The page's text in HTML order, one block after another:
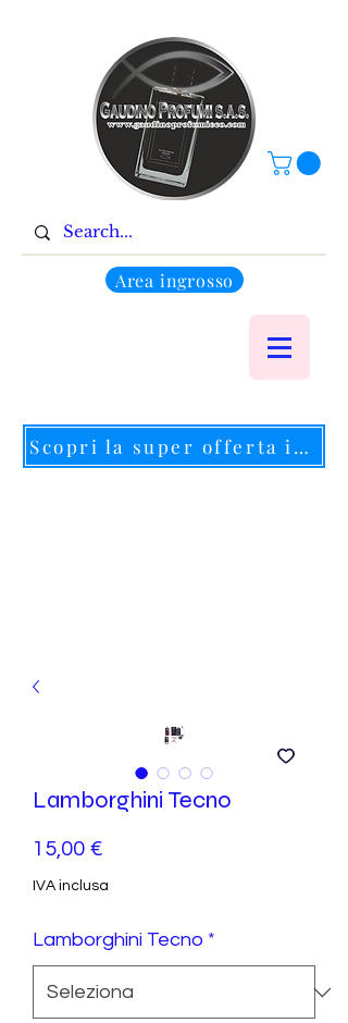
Scopri la super offerta in corso
Area ingrosso
Lamborghini Tecno
15,00 €Prezzo
IVA inclusa
Lamborghini Tecno *